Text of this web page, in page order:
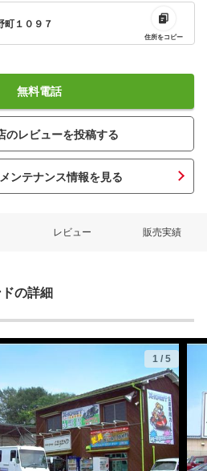
町１０９７
住所をコピー
無料電話
のレビューを投稿する
ンテナンス情報を見る
レビュー 販売実績
の詳細
1 / 5